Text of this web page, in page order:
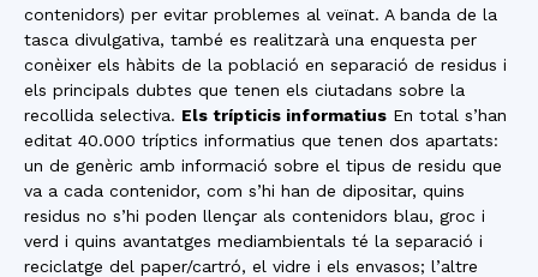
contenidors) per evitar problemes al veïnat. A banda de la
tasca divulgativa, també es realitzarà una enquesta per
conèixer els hàbits de la població en separació de residus i
els principals dubtes que tenen els ciutadans sobre la
recollida selectiva. Els trípticis informatius En total s’han
editat 40.000 tríptics informatius que tenen dos apartats:
un de genèric amb informació sobre el tipus de residu que
va a cada contenidor, com s’hi han de dipositar, quins
residus no s’hi poden llençar als contenidors blau, groc i
verd i quins avantatges mediambientals té la separació i
reciclatge del paper/cartró, el vidre i els envasos; l’altre